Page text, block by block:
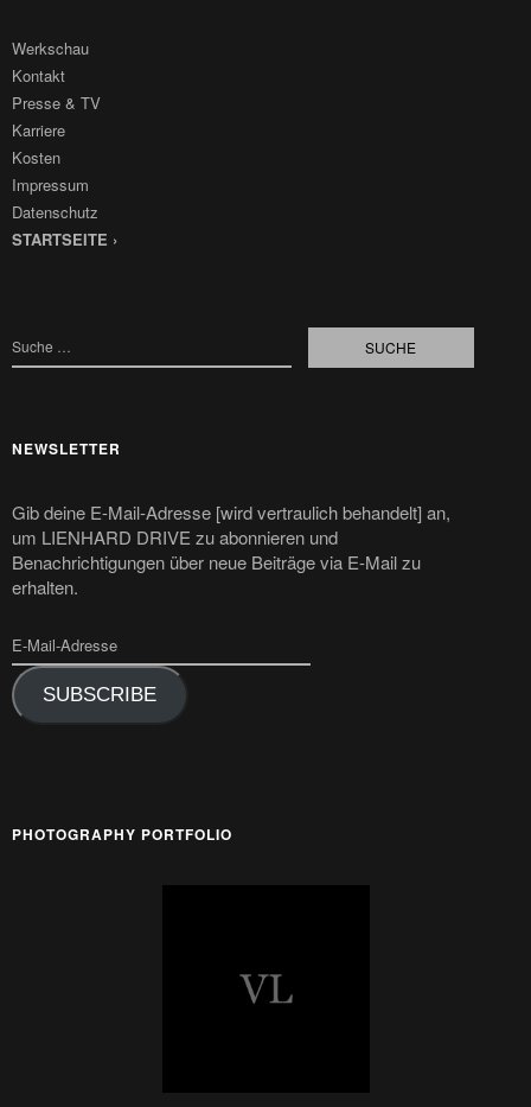
Werkschau
Kontakt
Presse & TV
Karriere
Kosten
Impressum
Datenschutz
STARTSEITE ›
NEWSLETTER
Gib deine E-Mail-Adresse [wird vertraulich behandelt] an,
um LIENHARD DRIVE zu abonnieren und
Benachrichtigungen über neue Beiträge via E-Mail zu
erhalten.
SUBSCRIBE
PHOTOGRAPHY PORTFOLIO